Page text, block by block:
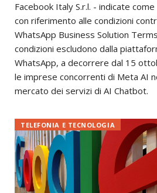
Facebook Italy S.r.l. - indicate
con riferimento alle condizioni
WhatsApp Business Solution
condizioni escludono dalla
WhatsApp, a decorrere dal 15
le imprese concorrenti di Meta AI
mercato dei servizi di AI Chatbot.
TELEFONIA E TECNOLOGIA